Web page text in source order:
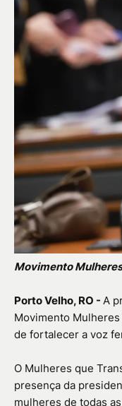
Movimento
Porto Velho, RO - A
Movimento
de fortalecer a voz
O Mulheres que
presença da
mulheres de todas